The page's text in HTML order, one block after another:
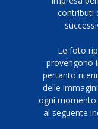
contributi
Le foto
provengono
pertanto
delle
ogni momento
al seguente